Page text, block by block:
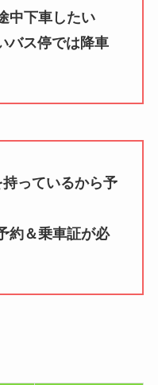
中下車したい
バス停では降車
っているから予
約＆乗車証が必